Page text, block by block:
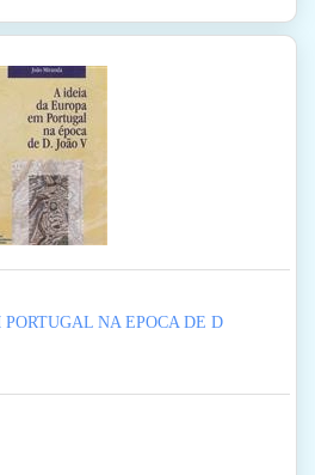
NA EPOCA DE D